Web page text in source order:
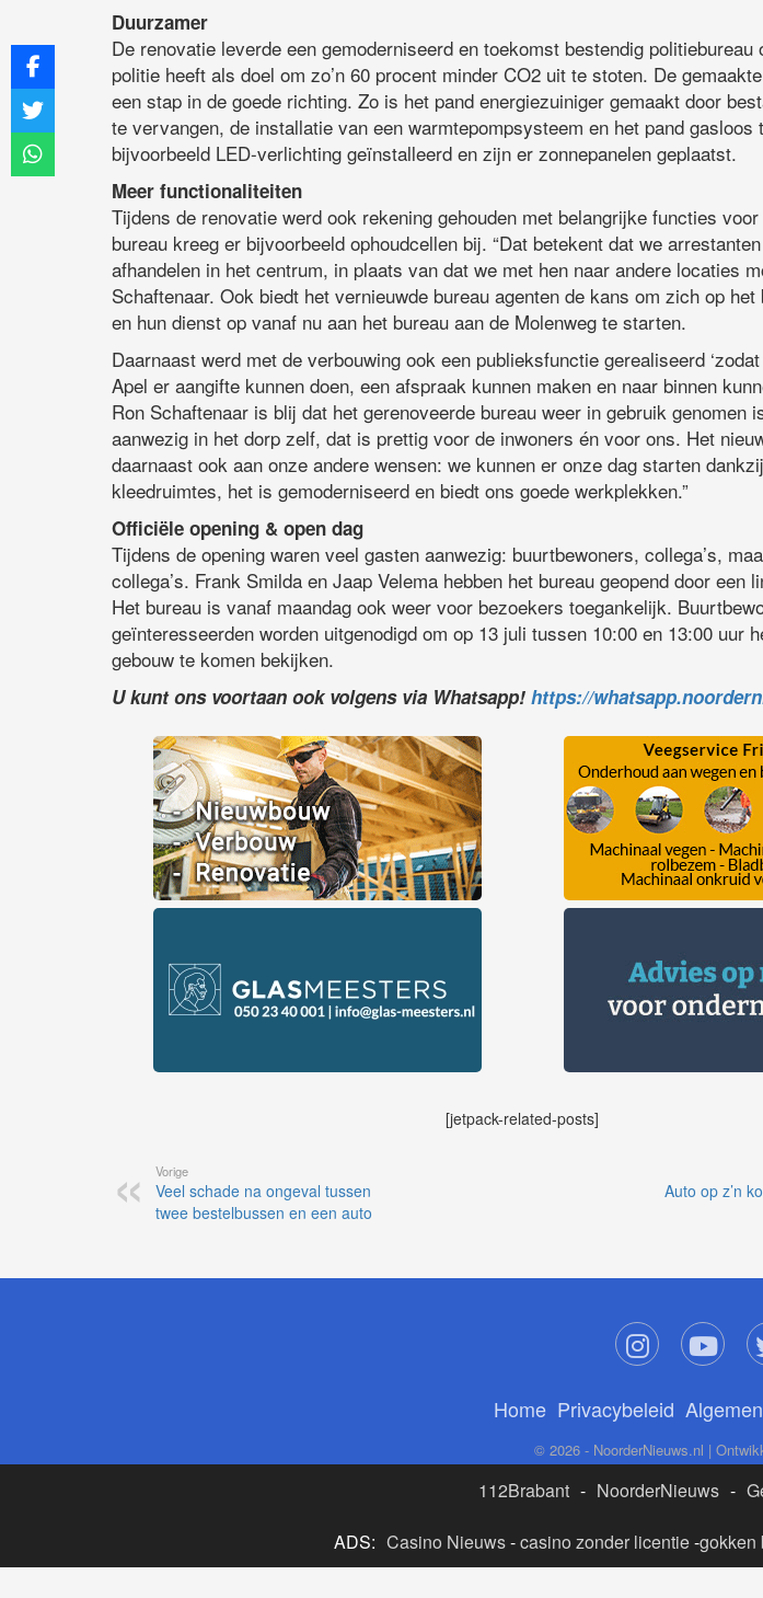
Duurzamer
De renovatie leverde een gemoderniseerd en toekomst bestendig politiebureau
politie heeft als doel om zo’n 60 procent minder CO2 uit te stoten. De
een stap in de goede richting. Zo is het pand energiezuiniger gemaakt door
te vervangen, de installatie van een warmtepompsysteem en het pand
bijvoorbeeld LED-verlichting geïnstalleerd en zijn er zonnepanelen geplaatst.
Meer functionaliteiten
Tijdens de renovatie werd ook rekening gehouden met belangrijke functies
bureau kreeg er bijvoorbeeld ophoudcellen bij. “Dat betekent dat we
afhandelen in het centrum, in plaats van dat we met hen naar andere locaties
Schaftenaar. Ook biedt het vernieuwde bureau agenten de kans om zich op
en hun dienst op vanaf nu aan het bureau aan de Molenweg te starten.
Daarnaast werd met de verbouwing ook een publieksfunctie gerealiseerd
Apel er aangifte kunnen doen, een afspraak kunnen maken en naar binnen
Ron Schaftenaar is blij dat het gerenoveerde bureau weer in gebruik genomen
aanwezig in het dorp zelf, dat is prettig voor de inwoners én voor ons. Het
daarnaast ook aan onze andere wensen: we kunnen er onze dag starten
kleedruimtes, het is gemoderniseerd en biedt ons goede werkplekken.”
Officiële opening & open dag
Tijdens de opening waren veel gasten aanwezig: buurtbewoners, collega’s,
collega’s. Frank Smilda en Jaap Velema hebben het bureau geopend door een
Het bureau is vanaf maandag ook weer voor bezoekers toegankelijk.
geïnteresseerden worden uitgenodigd om op 13 juli tussen 10:00 en 13:00 uur
gebouw te komen bekijken.
U kunt ons voortaan ook volgens via Whatsapp! https://
[jetpack-related-posts]
Vorige
Veel schade na ongeval tussen
twee bestelbussen en een auto
Auto op z’n
Home Privacybeleid
© 2026 - NoorderNieuws.nl |
112Brabant - NoorderNieuws -
ADS: Casino Nieuws-casino zonder licentie-gokken